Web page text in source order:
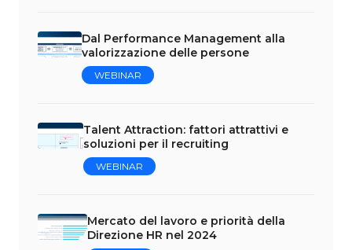
Dal Performance Management alla
valorizzazione delle persone
WEBINAR
Talent Attraction: fattori attrattivi e
soluzioni per il recruiting
WEBINAR
Mercato del lavoro e priorità della
Direzione HR nel 2024